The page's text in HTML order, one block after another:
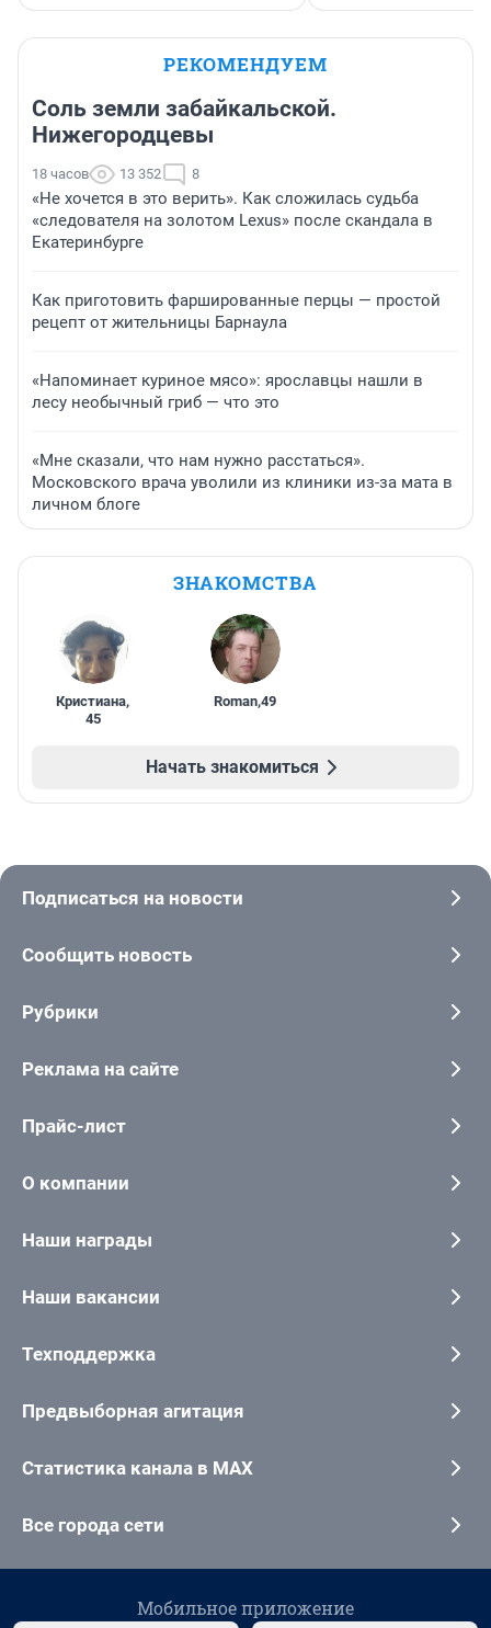
РЕКОМЕНДУЕМ
Соль земли забайкальской.
Нижегородцевы
18 часов 13 352 8
«Не хочется в это верить». Как сложилась судьба
«следователя на золотом Lexus» после скандала в
Екатеринбурге
Как приготовить фаршированные перцы — простой
рецепт от жительницы Барнаула
«Напоминает куриное мясо»: ярославцы нашли в
лесу необычный гриб — что это
«Мне сказали, что нам нужно расстаться».
Московского врача уволили из клиники из-за мата в
личном блоге
ЗНАКОМСТВА
Кристиана,
45
Roman,49
Начать знакомиться
Подписаться на новости
Сообщить новость
Рубрики
Реклама на сайте
Прайс-лист
О компании
Наши награды
Наши вакансии
Техподдержка
Предвыборная агитация
Статистика канала в MAX
Все города сети
Мобильное приложение